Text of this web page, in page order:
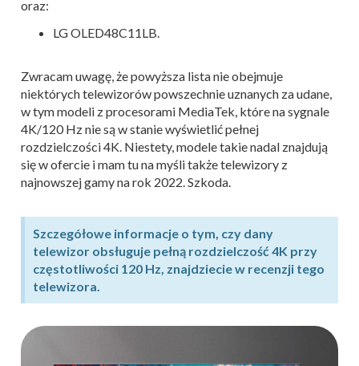
oraz:
LG OLED48C11LB.
Zwracam uwagę, że powyższa lista nie obejmuje
niektórych telewizorów powszechnie uznanych za udane,
w tym modeli z procesorami MediaTek, które na sygnale
4K/120 Hz nie są w stanie wyświetlić pełnej
rozdzielczości 4K. Niestety, modele takie nadal znajdują
się w ofercie i mam tu na myśli także telewizory z
najnowszej gamy na rok 2022. Szkoda.
Szczegółowe informacje o tym, czy dany
telewizor obsługuje pełną rozdzielczość 4K przy
częstotliwości 120 Hz, znajdziecie w recenzji tego
telewizora.